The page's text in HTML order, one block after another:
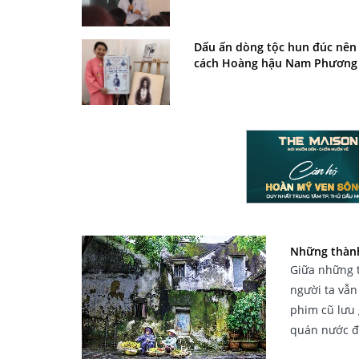
Dấu ấn dòng tộc hun đúc
cách Hoàng hậu Nam Phương
Những
Giữa những
người ta
phim cũ lưu
quán nước